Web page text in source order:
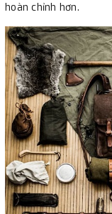
hoàn chỉnh hơn.